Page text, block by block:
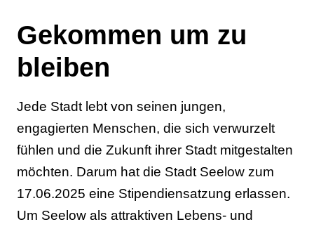
Gekommen um zu
bleiben
Jede Stadt lebt von seinen jungen,
engagierten Menschen, die sich verwurzelt
fühlen und die Zukunft ihrer Stadt mitgestalten
möchten. Darum hat die Stadt Seelow zum
17.06.2025 eine Stipendiensatzung erlassen.
Um Seelow als attraktiven Lebens- und